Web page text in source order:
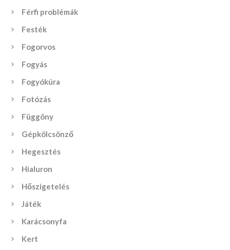
Férfi problémák
Festék
Fogorvos
Fogyás
Fogyókúra
Fotózás
Függöny
Gépkölcsönző
Hegesztés
Hialuron
Hőszigetelés
Játék
Karácsonyfa
Kert